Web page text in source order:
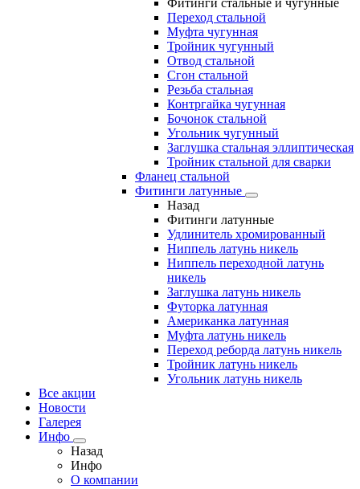
Фитинги стальные и чугунные
Переход стальной
Муфта чугунная
Тройник чугунный
Отвод стальной
Сгон стальной
Резьба стальная
Контргайка чугунная
Бочонок стальной
Угольник чугунный
Заглушка стальная эллиптическая
Тройник стальной для сварки
Фланец стальной
Фитинги латунные
Назад
Фитинги латунные
Удлинитель хромированный
Ниппель латунь никель
Ниппель переходной латунь
никель
Заглушка латунь никель
Футорка латунная
Американка латунная
Муфта латунь никель
Переход реборда латунь никель
Тройник латунь никель
Угольник латунь никель
Все акции
Новости
Галерея
Инфо
Назад
Инфо
О компании